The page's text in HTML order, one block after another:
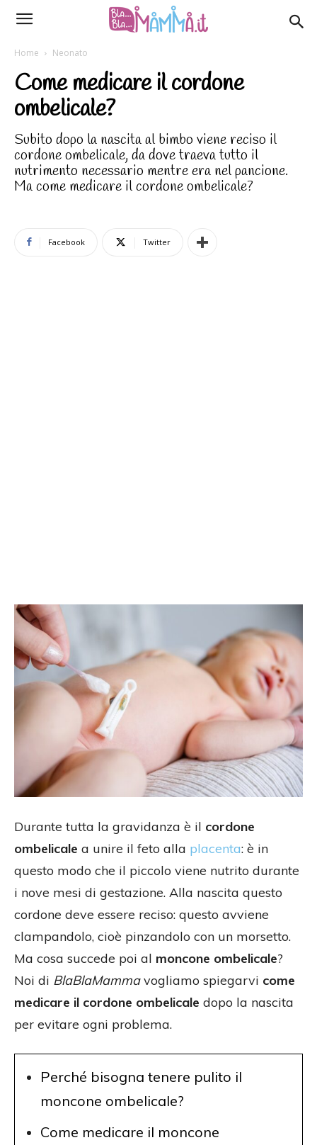
Home Neonato
Come medicare il cordone
ombelicale?
Subito dopo la nascita al bimbo viene reciso il
cordone ombelicale, da dove traeva tutto il
nutrimento necessario mentre era nel pancione.
Ma come medicare il cordone ombelicale?
Facebook Twitter
Durante tutta la gravidanza è il cordone
ombelicale a unire il feto alla placenta: è in
questo modo che il piccolo viene nutrito durante
i nove mesi di gestazione. Alla nascita questo
cordone deve essere reciso: questo avviene
clampandolo, cioè pinzandolo con un morsetto.
Ma cosa succede poi al moncone ombelicale?
Noi di BlaBlaMammavogliamo spiegarvi come
medicare il cordone ombelicale dopo la nascita
per evitare ogni problema.
Perché bisogna tenere pulito il
moncone ombelicale?
Come medicare il moncone